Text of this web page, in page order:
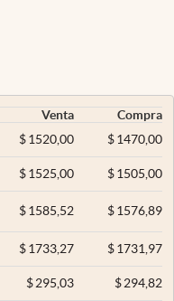
Venta
Compra
$ 1520,00 $1470,00
$ 1525,00 $1505,00
$ 1585,52 $1576,89
$ 1733,27 $1731,97
$ 295,03 $294,82